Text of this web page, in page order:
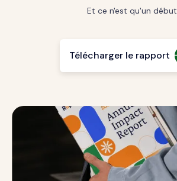
Et ce n'est qu'un début.
Télécharger le rapport